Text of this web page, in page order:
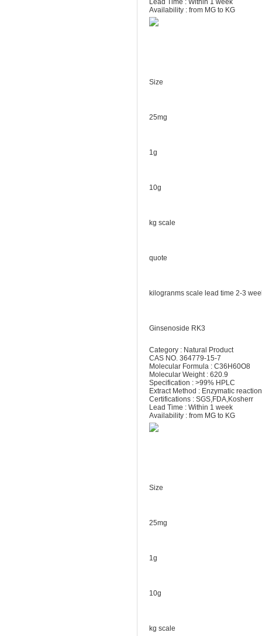
Lead Time : Within 1 week
Availability : from MG to KG
Size
25mg
1g
10g
kg scale
quote
kilogranms scale lead time 2-3
Ginsenoside RK3
Category : Natural Product
CAS NO. 364779-15-7
Molecular Formula : C36H60O8
Molecular Weight : 620.9
Specification : >99% HPLC
Extract Method : Enzymatic reaction
Certifications : SGS,FDA,Kosherr
Lead Time : Within 1 week
Availability : from MG to KG
Size
25mg
1g
10g
kg scale